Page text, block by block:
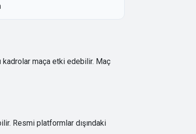
maça etki edebilir. Maç
Resmi platformlar dışındaki